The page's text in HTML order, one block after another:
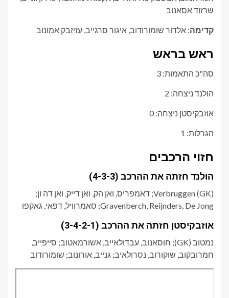
שרזוד אסאנוב
קדימה: אלדור שומורודוב, איגור סרגייב, עזיזבק אמונוב
ראש בראש
סה"כ התאמות: 3
הולנד ניצחה: 2
אוזבקיסטן ניצחה: 0
הגרלות: 1
חזוי הרכבים
הולנד חזתה את ההרכב (4-3-3)
Verbruggen (GK); דאמפריס, ואן הק, ואן דייק, ואן דה ון;
Gravenberch, Reijnders, De Jong; סאמרוויל, דפאי, גאקפו
אוזבקיסטן חזתה את ההרכב (3-4-2-1)
נמטוב (GK); חוסאנוב, עבדולאייב, אשורמאטוב; סייפייב,
חמרובקוב, שוקורוב, נסרולאיב; גנייב, אורונוב; שומורודוב